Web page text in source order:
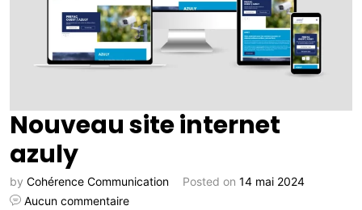
Nouveau site internet
azuly
by Cohérence Communication Posted on 14 mai 2024
Aucun commentaire